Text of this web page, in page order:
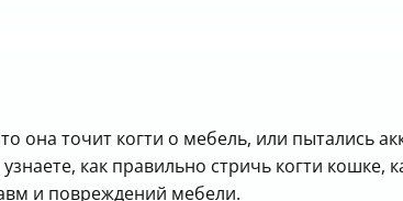
мебель
когти
она точит когти о мебель, или пытались
как правильно стричь когти кошке,
и повреждений мебели.